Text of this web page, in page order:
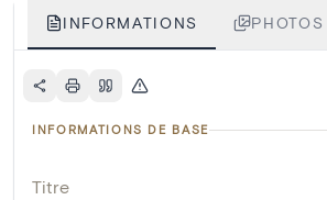
INFORMATIONS PHOTOS
INFORMATIONS DE BASE
Titre